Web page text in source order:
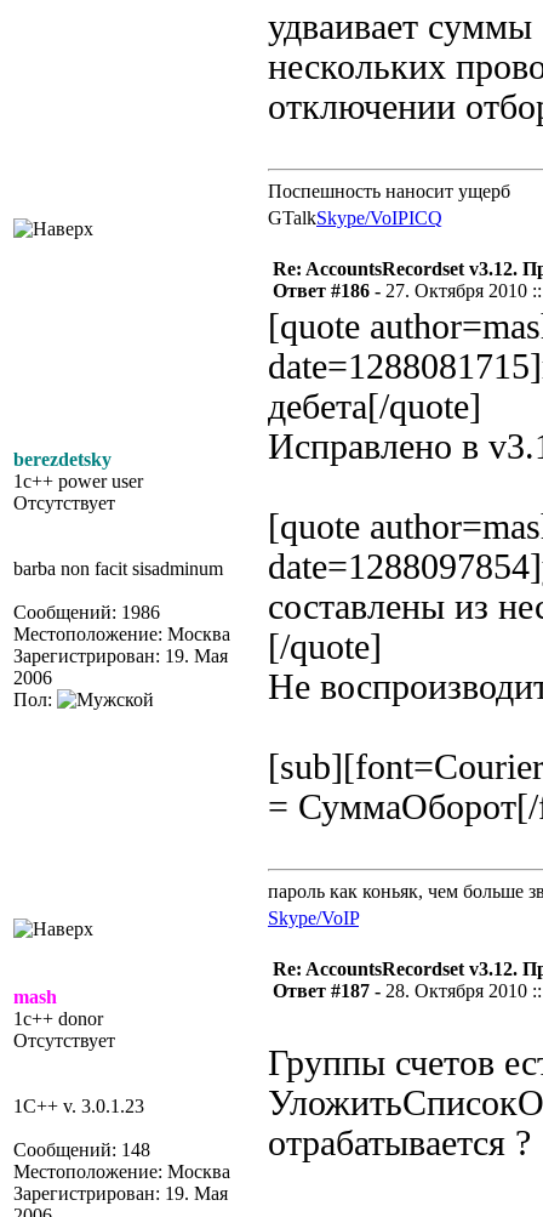
удваивает суммы
нескольких
отключении
Поспешность наносит ущерб
GTalkSkype/VoIPICQ
berezdetsky
1c++ power user
Отсутствует
barba non facit sisadminum
Сообщений: 1986
Местоположение: Москва
Зарегистрирован: 19. Мая
2006
Пол:
Re: AccountsRecordset v3.12.
Ответ #186 - 27. Октября 2010
[quote
дебета[/quote]
Исправлено в
[quote
составлены из
[/quote]
Не
=
пароль как коньяк, чем больше
Skype/VoIP
mash
1c++ donor
Отсутствует
1C++ v. 3.0.1.23
Сообщений: 148
Местоположение: Москва
Зарегистрирован: 19. Мая
Re: AccountsRecordset v3.12.
Ответ #187 - 28. Октября 2010
Группы счетов
отрабатывается ?